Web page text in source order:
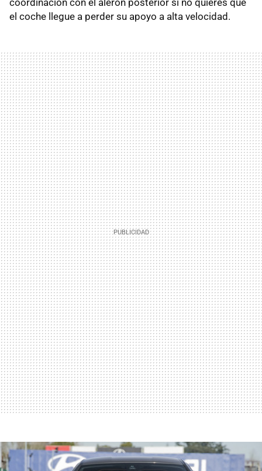
coordinación con el alerón posterior si no quieres que
el coche llegue a perder su apoyo a alta velocidad.